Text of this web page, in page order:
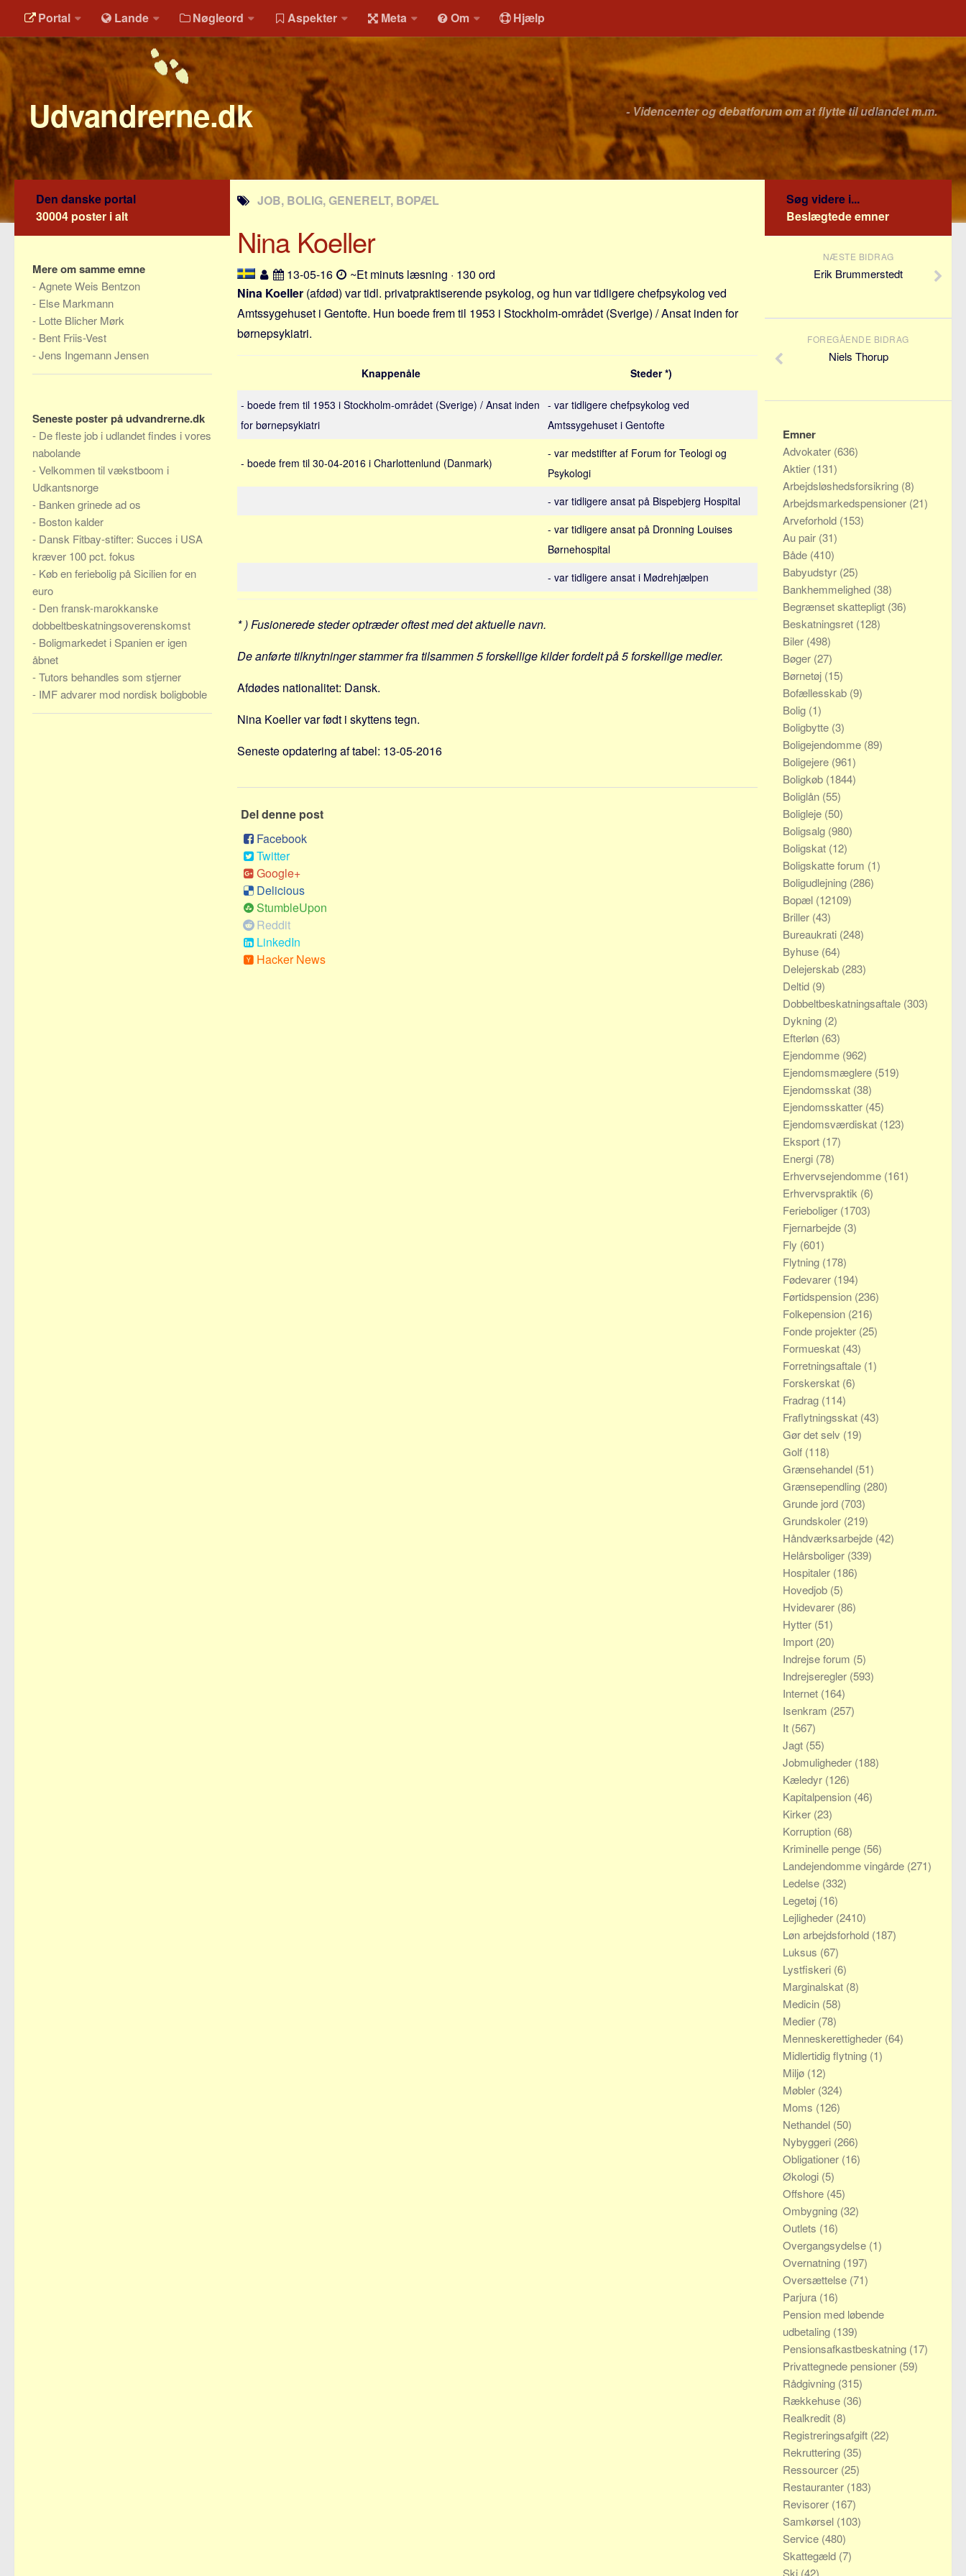
Portal Lande Nøgleord Aspekter Meta Om Hjælp
Udvandrerne.dk - Videncenter og debatforum om at flytte til udlandet m.m.
JOB, BOLIG, GENERELT, BOPÆL
Nina Koeller
13-05-16
~Et minuts læsning · 130 ord
Nina Koeller (afdød) var tidl. privatpraktiserende psykolog, og hun var tidligere chefpsykolog ved
Amtssygehuset i Gentofte. Hun boede frem til 1953 i Stockholm-området (Sverige) / Ansat inden for
børnepsykiatri.
Knappenåle Steder *)
- boede frem til 1953 i Stockholm-området (Sverige) / Ansat inden
for børnepsykiatri
- var tidligere chefpsykolog ved
Amtssygehuset i Gentofte
- boede frem til 30-04-2016 i Charlottenlund (Danmark)
- var medstifter af Forum for Teologi og
Psykologi
- var tidligere ansat på Bispebjerg Hospital
- var tidligere ansat på Dronning Louises
Børnehospital
- var tidligere ansat i Mødrehjælpen
* ) Fusionerede steder optræder oftest med det aktuelle navn.
De anførte tilknytninger stammer fra tilsammen 5 forskellige kilder fordelt på 5 forskellige medier.
Afdødes nationalitet: Dansk.
Nina Koeller var født i skyttens tegn.
Seneste opdatering af tabel: 13-05-2016
Del denne post
Facebook
Twitter
Google+
Delicious
StumbleUpon
Reddit
LinkedIn
Hacker News
Den danske portal
30004 poster i alt
Mere om samme emne
-Agnete Weis Bentzon
- Else Markmann
- Lotte Blicher Mørk
- Bent Friis-Vest
-Jens Ingemann Jensen
Seneste poster på udvandrerne.dk
- De fleste job i udlandet findes i vores
nabolande
-Velkommen til vækstboom i
Udkantsnorge
- Banken grinede ad os
- Boston kalder
- Dansk Fitbay-stifter: Succes i USA
kræver 100 pct. fokus
- Køb en feriebolig på Sicilien for en
euro
- Den fransk-marokkanske
dobbeltbeskatningsoverenskomst
- Boligmarkedet i Spanien er igen
åbnet
-Tutors behandles som stjerner
- IMF advarer mod nordisk boligboble
Søg videre i...
Beslægtede emner
NÆSTE BIDRAG
Erik Brummerstedt
FOREGÅENDE BIDRAG
Niels Thorup
Emner
Advokater (636)
Aktier (131)
Arbejdsløshedsforsikring (8)
Arbejdsmarkedspensioner (21)
Arveforhold (153)
Au pair (31)
Både (410)
Babyudstyr (25)
Bankhemmelighed (38)
Begrænset skattepligt (36)
Beskatningsret (128)
Biler (498)
Bøger (27)
Børnetøj (15)
Bofællesskab (9)
Bolig (1)
Boligbytte (3)
Boligejendomme (89)
Boligejere (961)
Boligkøb (1844)
Boliglån (55)
Boligleje (50)
Boligsalg (980)
Boligskat (12)
Boligskatte forum (1)
Boligudlejning (286)
Bopæl (12109)
Briller (43)
Bureaukrati (248)
Byhuse (64)
Delejerskab (283)
Deltid (9)
Dobbeltbeskatningsaftale (303)
Dykning (2)
Efterløn (63)
Ejendomme (962)
Ejendomsmæglere (519)
Ejendomsskat (38)
Ejendomsskatter (45)
Ejendomsværdiskat (123)
Eksport (17)
Energi (78)
Erhvervsejendomme (161)
Erhvervspraktik (6)
Ferieboliger (1703)
Fjernarbejde (3)
Fly (601)
Flytning (178)
Fødevarer (194)
Førtidspension (236)
Folkepension (216)
Fonde projekter (25)
Formueskat (43)
Forretningsaftale (1)
Forskerskat (6)
Fradrag (114)
Fraflytningsskat (43)
Gør det selv (19)
Golf (118)
Grænsehandel (51)
Grænsependling (280)
Grunde jord (703)
Grundskoler (219)
Håndværksarbejde (42)
Helårsboliger (339)
Hospitaler (186)
Hovedjob (5)
Hvidevarer (86)
Hytter (51)
Import (20)
Indrejse forum (5)
Indrejseregler (593)
Internet (164)
Isenkram (257)
It (567)
Jagt (55)
Jobmuligheder (188)
Kæledyr (126)
Kapitalpension (46)
Kirker (23)
Korruption (68)
Kriminelle penge (56)
Landejendomme vingårde (271)
Ledelse (332)
Legetøj (16)
Lejligheder (2410)
Løn arbejdsforhold (187)
Luksus (67)
Lystfiskeri (6)
Marginalskat (8)
Medicin (58)
Medier (78)
Menneskerettigheder (64)
Midlertidig flytning (1)
Miljø (12)
Møbler (324)
Moms (126)
Nethandel (50)
Nybyggeri (266)
Obligationer (16)
Økologi (5)
Offshore (45)
Ombygning (32)
Outlets (16)
Overgangsydelse (1)
Overnatning (197)
Oversættelse (71)
Parjura (16)
Pension med løbende
udbetaling (139)
Pensionsafkastbeskatning (17)
Privattegnede pensioner (59)
Rådgivning (315)
Rækkehuse (36)
Realkredit (8)
Registreringsafgift (22)
Rekruttering (35)
Ressourcer (25)
Restauranter (183)
Revisorer (167)
Samkørsel (103)
Service (480)
Skattegæld (7)
Ski (42)